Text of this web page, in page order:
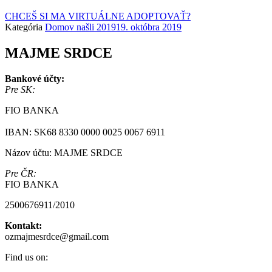
CHCEŠ SI MA VIRTUÁLNE ADOPTOVAŤ?
Kategória Domov našli 201919. októbra 2019
MAJME SRDCE
Bankové účty:
Pre SK:
FIO BANKA
IBAN: SK68 8330 0000 0025 0067 6911
Názov účtu: MAJME SRDCE
Pre ČR:
FIO BANKA
2500676911/2010
Kontakt:
ozmajmesrdce@gmail.com
Find us on: